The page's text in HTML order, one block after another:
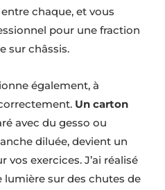
chaque, et vous
pour une fraction
sur châssis.
également, à
Un carton
avec du gesso ou
diluée, devient un
exercices. J’ai réalisé
lumière sur des chutes de